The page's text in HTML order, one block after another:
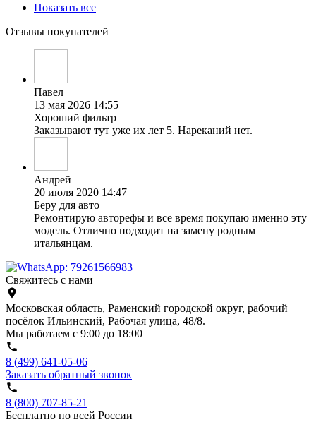
Показать все
Отзывы покупателей
Павел
13 мая 2026 14:55
Хороший фильтр
Заказывают тут уже их лет 5. Нареканий нет.
Андрей
20 июля 2020 14:47
Беру для авто
Ремонтирую авторефы и все время покупаю именно эту
модель. Отлично подходит на замену родным
итальянцам.
Свяжитесь с нами
Московская область, Раменский городской округ, рабочий
посёлок Ильинский, Рабочая улица, 48/8.
Мы работаем с 9:00 до 18:00
8 (499) 641-05-06
Заказать обратный звонок
8 (800) 707-85-21
Бесплатно по всей России